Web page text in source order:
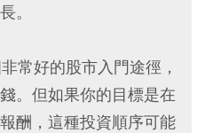
。
常好的股市入門途徑，
。但如果你的目標是在
酬，這種投資順序可能